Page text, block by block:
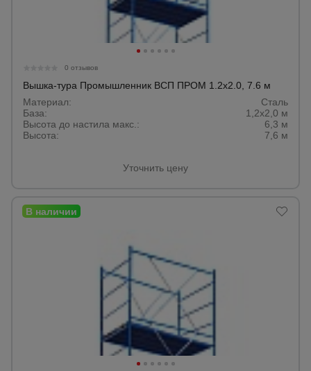
0 отзывов
Вышка-тура Промышленник ВСП ПРОМ 1.2х2.0, 7.6 м
Материал:
Сталь
База:
1,2х2,0 м
Высота до настила макс.:
6,3 м
Высота:
7,6 м
Уточнить цену
Оборудование
для бетонных
работ
Техника
строительные
стремянки
Штукатурные
комплекты
Сварочные